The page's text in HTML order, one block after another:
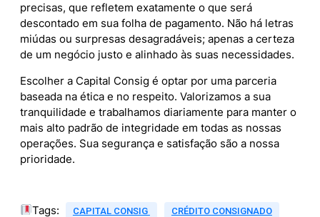
precisas, que refletem exatamente o que será
descontado em sua folha de pagamento. Não há letras
miúdas ou surpresas desagradáveis; apenas a certeza
de um negócio justo e alinhado às suas necessidades.
Escolher a Capital Consig é optar por uma parceria
baseada na ética e no respeito. Valorizamos a sua
tranquilidade e trabalhamos diariamente para manter o
mais alto padrão de integridade em todas as nossas
operações. Sua segurança e satisfação são a nossa
prioridade.
Tags: CAPITAL CONSIG CRÉDITO CONSIGNADO